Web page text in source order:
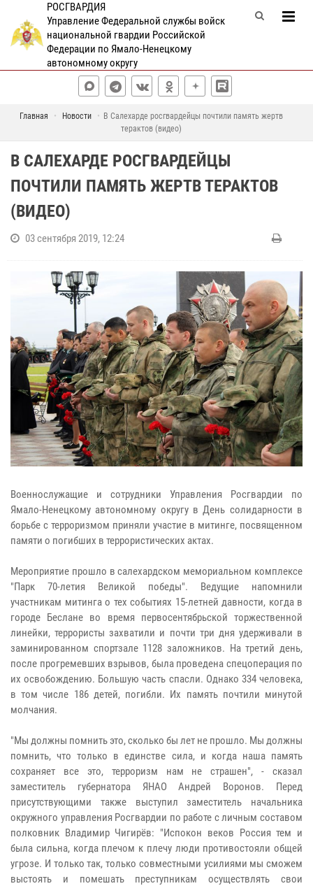
РОСГВАРДИЯ
Управление Федеральной службы войск
национальной гвардии Российской
Федерации по Ямало-Ненецкому
автономному округу
Главная Новости
В Салехарде росгвардейцы почтили память жертв
терактов (видео)
В САЛЕХАРДЕ РОСГВАРДЕЙЦЫ
ПОЧТИЛИ ПАМЯТЬ ЖЕРТВ ТЕРАКТОВ
(ВИДЕО)
03 сентября 2019, 12:24
Военнослужащие и сотрудники Управления Росгвардии по
Ямало-Ненецкому автономному округу в День солидарности в
борьбе с терроризмом приняли участие в митинге, посвященном
памяти о погибших в террористических актах.
Мероприятие прошло в салехардском мемориальном комплексе
"Парк 70-летия Великой победы". Ведущие напомнили
участникам митинга о тех событиях 15-летней давности, когда в
городе Беслане во время первосентябрьской торжественной
линейки, террористы захватили и почти три дня удерживали в
заминированном спортзале 1128 заложников. На третий день,
после прогремевших взрывов, была проведена спецоперация по
их освобождению. Большую часть спасли. Однако 334 человека,
в том числе 186 детей, погибли. Их память почтили минутой
молчания.
"Мы должны помнить это, сколько бы лет не прошло. Мы должны
помнить, что только в единстве сила, и когда наша память
сохраняет все это, терроризм нам не страшен", - сказал
заместитель губернатора ЯНАО Андрей Воронов. Перед
присутствующими также выступил заместитель начальника
окружного управления Росгвардии по работе с личным составом
полковник Владимир Чигирёв: "Испокон веков Россия тем и
была сильна, когда плечом к плечу люди противостояли общей
угрозе. И только так, только совместными усилиями мы сможем
выстоять и помешать преступникам осуществлять свои